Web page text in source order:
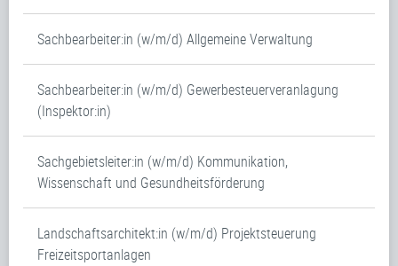
Sachbearbeiter:in (w/m/d) Allgemeine Verwaltung
Sachbearbeiter:in (w/m/d) Gewerbesteuerveranlagung
(Inspektor:in)
Sachgebietsleiter:in (w/m/d) Kommunikation,
Wissenschaft und Gesundheitsförderung
Landschaftsarchitekt:in (w/m/d) Projektsteuerung
Freizeitsportanlagen